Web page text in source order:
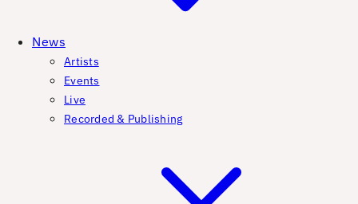
News
Artists
Events
Live
Recorded & Publishing